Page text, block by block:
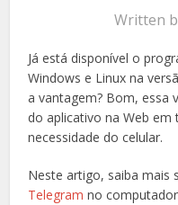
Written
Já está disponível o
Windows e Linux na
a vantagem? Bom, essa
do aplicativo na Web
necessidade do celular.
Neste artigo, saiba mais
Telegram no